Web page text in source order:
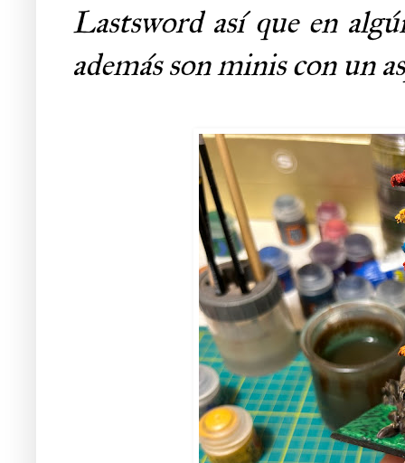
Lastsword así que en
además son minis con un